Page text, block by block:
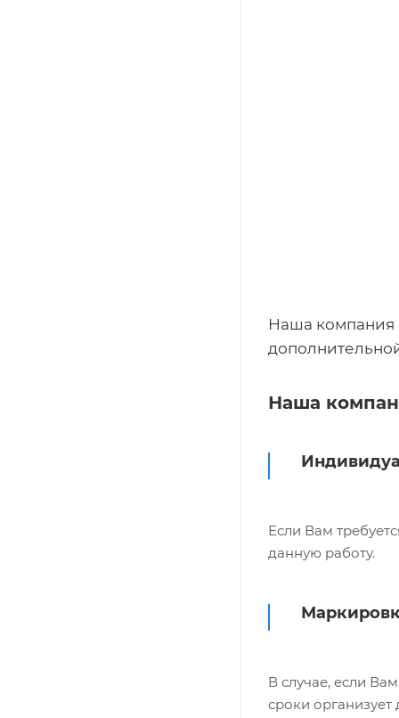
Наша компания
Наша
Если Вам
данную работу.
В случае, если
сроки организует